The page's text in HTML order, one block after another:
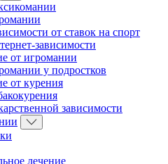
от ставок на спорт
зависимости
от игромании
у подростков
от курения
зависимости
лечение